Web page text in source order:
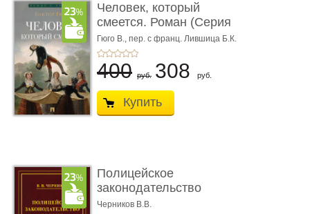
Человек, который
смеется. Роман (Серия
«Роман с ...
Гюго В., пер. с франц. Лившица Б.К.
400 руб. 308 руб.
Купить
Полицейское
законодательство
России: вчера, с� ...
Черников В.В.